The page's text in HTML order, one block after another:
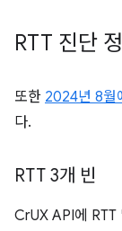
RTT 진단
또한 2024년 8월
다.
RTT 3개 빈
CrUX API에 RTT